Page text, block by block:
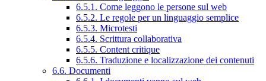
6.5.1. Come leggono le persone sul web
6.5.2. Le regole per un linguaggio semplice
6.5.3. Microtesti
6.5.4. Scrittura collaborativa
6.5.5. Content critique
6.5.6. Traduzione e localizzazione dei contenuti
6.6. Documenti